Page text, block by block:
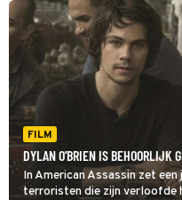
FILM
DYLAN O'BRIEN IS BEHOORLIJK
In American Assassin zet
terroristen die zijn verloofde